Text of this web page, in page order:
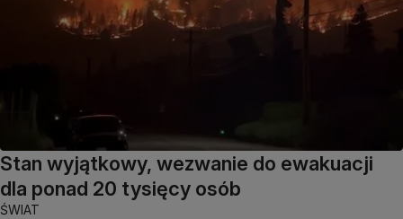
Stan wyjątkowy, wezwanie do ewakuacji
dla ponad 20 tysięcy osób
ŚWIAT